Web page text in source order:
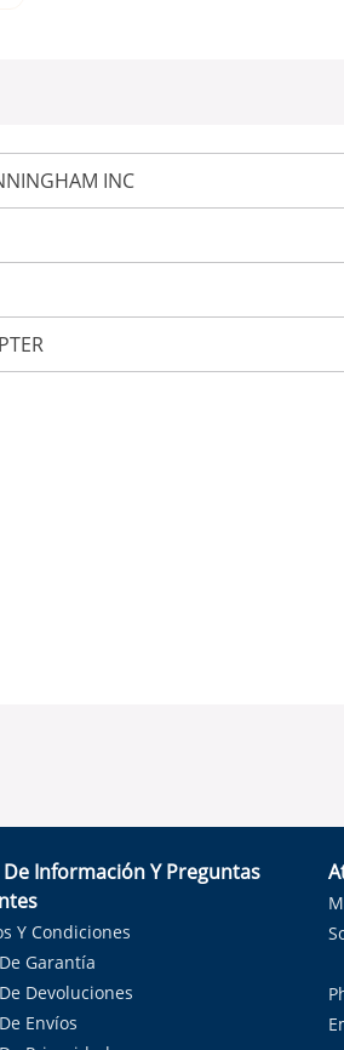
INC
Información Y Preguntas
Y Condiciones
Garantía
Devoluciones
Envíos